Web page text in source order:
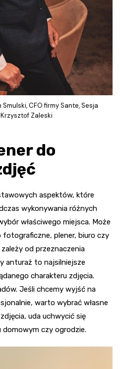
CFO firmy Sante, Sesja
Zaleski
do
aspektów, które
wykonywania różnych
właściwego miejsca. Może
plener, biuro czy
od przeznaczenia
anturaż to najsilniejsze
charakteru zdjęcia.
Jeśli chcemy wyjść na
warto wybrać własne
uda uchwycić się
domowym czy ogrodzie.